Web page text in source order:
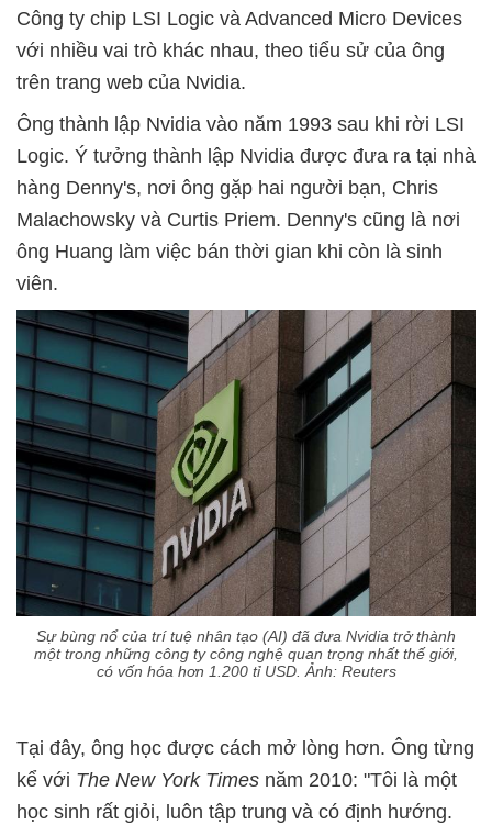
Công ty chip LSI Logic và Advanced Micro Devices
với nhiều vai trò khác nhau, theo tiểu sử của ông
trên trang web của Nvidia.
Ông thành lập Nvidia vào năm 1993 sau khi rời LSI
Logic. Ý tưởng thành lập Nvidia được đưa ra tại nhà
hàng Denny's, nơi ông gặp hai người bạn, Chris
Malachowsky và Curtis Priem. Denny's cũng là nơi
ông Huang làm việc bán thời gian khi còn là sinh
viên.
Sự bùng nổ của trí tuệ nhân tạo (AI) đã đưa Nvidia trở thành
một trong những công ty công nghệ quan trọng nhất thế giới,
có vốn hóa hơn 1.200 tỉ USD. Ảnh: Reuters
Tại đây, ông học được cách mở lòng hơn. Ông từng
kể với The New York Times năm 2010: "Tôi là một
học sinh rất giỏi, luôn tập trung và có định hướng.